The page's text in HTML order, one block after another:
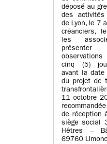
déposé au
des activités
de Lyon, le 7
créanciers,
les
cinq (5)
avant la date
du projet de
11 octobre
de réception
siège social
Hêtres –
69760